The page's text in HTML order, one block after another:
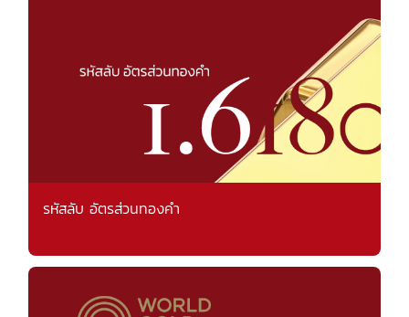
รหัสลับ อัตรส่วนทองคำ